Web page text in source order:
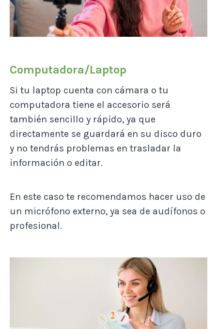
Computadora/Laptop
Si tu laptop cuenta con cámara o tu
computadora tiene el accesorio será
también sencillo y rápido, ya que
directamente se guardará en su disco duro
y no tendrás problemas en trasladar la
información o editar.
En este caso te recomendamos hacer uso de
un micrófono externo, ya sea de audífonos o
profesional.